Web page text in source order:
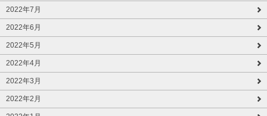
2022年7月
2022年6月
2022年5月
2022年4月
2022年3月
2022年2月